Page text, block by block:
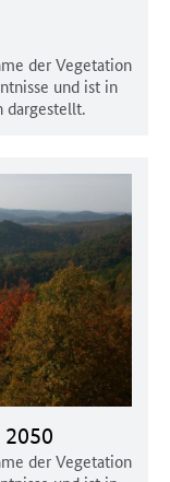
der Vegetation
und ist in
dargestellt.
der Vegetation